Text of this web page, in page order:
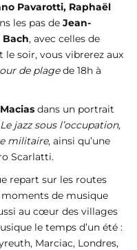
Pavarotti, Raphaël
les pas de Jean-
Bach, avec celles de
le soir, vous vibrerez aux
de plagede 18h à
dans un portrait
Le jazz sous l’occupation,
militaire, ainsi qu’une
Scarlatti.
repart sur les routes
moments de musique
au cœur des villages
le temps d’un été :
Marciac, Londres,